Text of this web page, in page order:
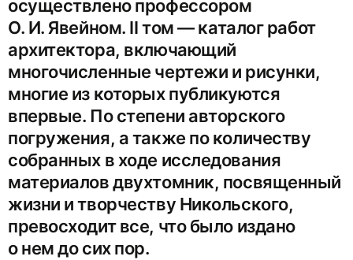
осуществлено профессором
О. И. Явейном. II том — каталог работ
архитектора, включающий
многочисленные чертежи и рисунки,
многие из которых публикуются
впервые. По степени авторского
погружения, а также по количеству
собранных в ходе исследования
материалов двухтомник, посвященный
жизни и творчеству Никольского,
превосходит все, что было издано
о нем до сих пор.